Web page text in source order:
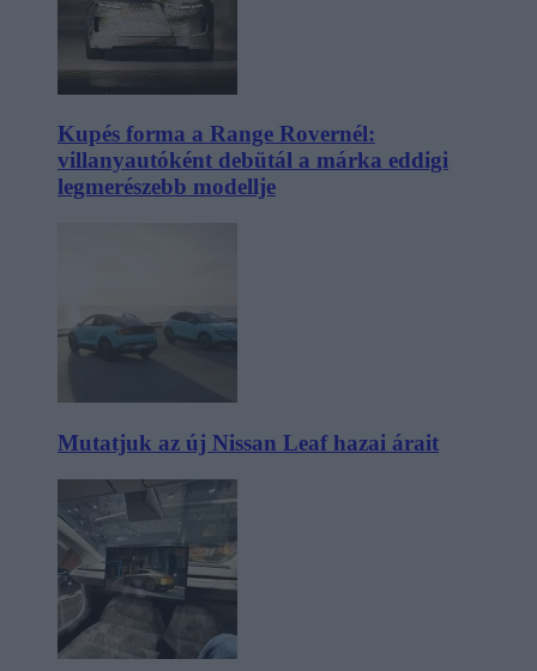
Kupés forma a Range Rovernél:
villanyautóként debütál a márka eddigi
legmerészebb modellje
Mutatjuk az új Nissan Leaf hazai árait